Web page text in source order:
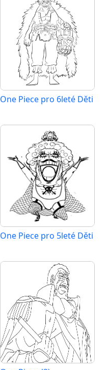
One Piece pro 6leté Děti
One Piece pro 5leté Děti